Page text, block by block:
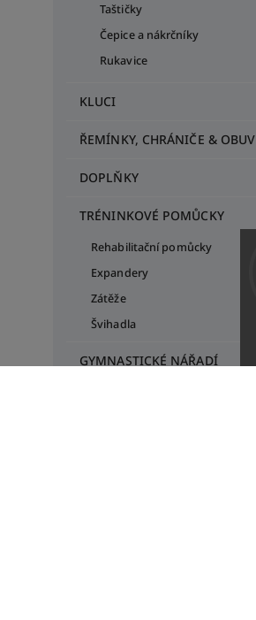
Taštičky
Čepice a nákrčníky
Rukavice
KLUCI
ŘEMÍNKY, CHRÁNIČE & OBUV
DOPLŇKY
TRÉNINKOVÉ POMŮCKY
Rehabilitační pomůcky
Expandery
Zátěže
Švihadla
GYMNASTICKÉ NÁŘADÍ